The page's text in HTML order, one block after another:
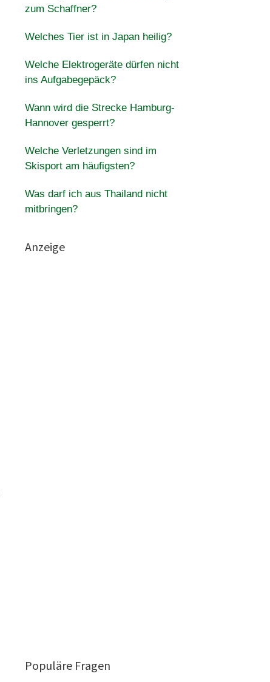
zum Schaffner?
Welches Tier ist in Japan heilig?
Welche Elektrogeräte dürfen nicht
ins Aufgabegepäck?
Wann wird die Strecke Hamburg-
Hannover gesperrt?
Welche Verletzungen sind im
Skisport am häufigsten?
Was darf ich aus Thailand nicht
mitbringen?
Anzeige
Populäre Fragen